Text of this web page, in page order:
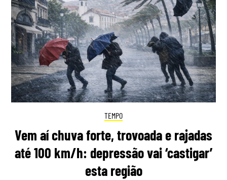
TEMPO
Vem aí chuva forte, trovoada e rajadas
até 100 km/h: depressão vai ‘castigar’
esta região